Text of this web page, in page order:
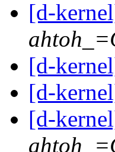
[d-
[d-
[d-
[d-